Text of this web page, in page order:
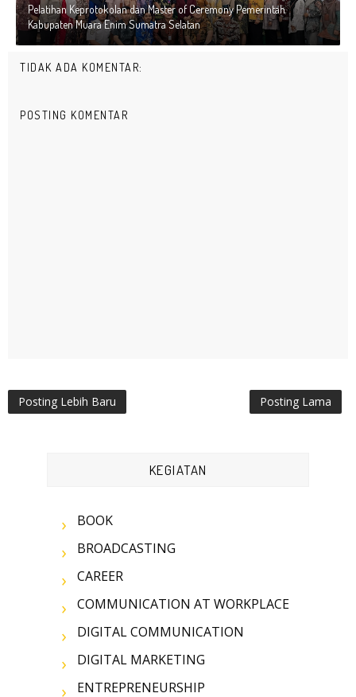
Pelatihan Keprotokolan dan Master of Ceremony Pemerintah
Kabupaten Muara Enim Sumatra Selatan
TIDAK ADA KOMENTAR:
POSTING KOMENTAR
Posting Lebih Baru Posting Lama
KEGIATAN
BOOK
BROADCASTING
CAREER
COMMUNICATION AT WORKPLACE
DIGITAL COMMUNICATION
DIGITAL MARKETING
ENTREPRENEURSHIP